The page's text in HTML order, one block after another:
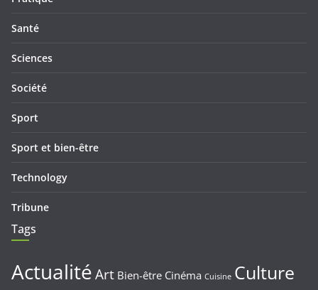
Santé
Sciences
Société
Sport
Sport et bien-être
Technology
Tribune
Tags
ActualitéArt Bien-être Cinéma Cuisine Culture